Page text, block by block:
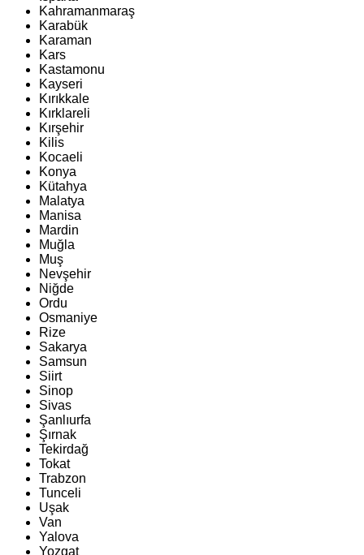
Kahramanmaraş
Karabük
Karaman
Kars
Kastamonu
Kayseri
Kırıkkale
Kırklareli
Kırşehir
Kilis
Kocaeli
Konya
Kütahya
Malatya
Manisa
Mardin
Muğla
Muş
Nevşehir
Niğde
Ordu
Osmaniye
Rize
Sakarya
Samsun
Siirt
Sinop
Sivas
Şanlıurfa
Şırnak
Tekirdağ
Tokat
Trabzon
Tunceli
Uşak
Van
Yalova
Yozgat